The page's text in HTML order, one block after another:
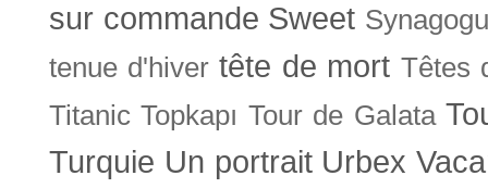
sur commande Sweet
tenue d'hiver tête de mort Têtes
Titanic Topkapı Tour de Galata
Turquie Un portrait Urbex